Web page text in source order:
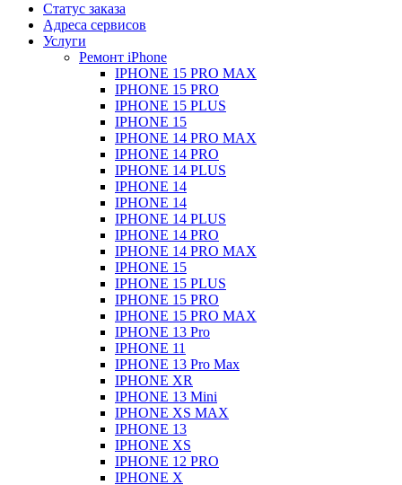
Статус заказа
Адреса сервисов
Услуги
Ремонт iPhone
IPHONE 15 PRO MAX
IPHONE 15 PRO
IPHONE 15 PLUS
IPHONE 15
IPHONE 14 PRO MAX
IPHONE 14 PRO
IPHONE 14 PLUS
IPHONE 14
IPHONE 14
IPHONE 14 PLUS
IPHONE 14 PRO
IPHONE 14 PRO MAX
IPHONE 15
IPHONE 15 PLUS
IPHONE 15 PRO
IPHONE 15 PRO MAX
IPHONE 13 Pro
IPHONE 11
IPHONE 13 Pro Max
IPHONE XR
IPHONE 13 Mini
IPHONE XS MAX
IPHONE 13
IPHONE XS
IPHONE 12 PRO
IPHONE X